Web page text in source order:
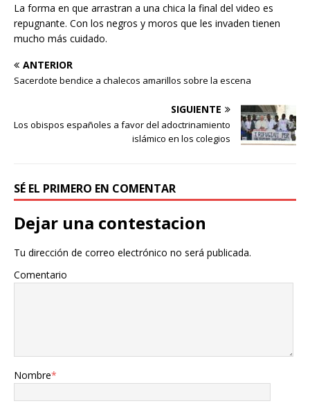
La forma en que arrastran a una chica la final del video es
repugnante. Con los negros y moros que les invaden tienen
mucho más cuidado.
ANTERIOR
Sacerdote bendice a chalecos amarillos sobre la escena
SIGUIENTE
Los obispos españoles a favor del adoctrinamiento
islámico en los colegios
SÉ EL PRIMERO EN COMENTAR
Dejar una contestacion
Tu dirección de correo electrónico no será publicada.
Comentario
Nombre*